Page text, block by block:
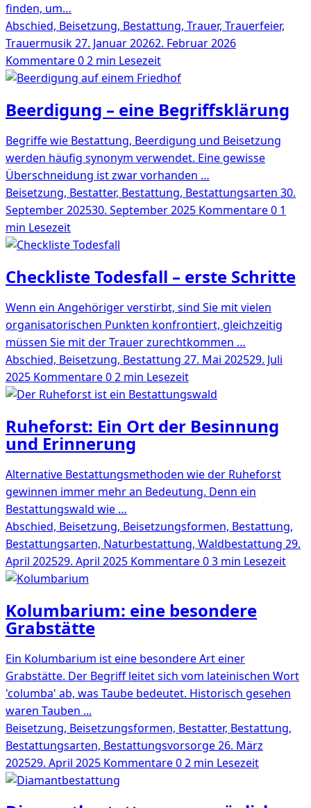
finden, um…
Abschied, Beisetzung, Bestattung, Trauer, Trauerfeier,
Trauermusik27. Januar 20262. Februar 2026
Kommentare 02 min Lesezeit
Beerdigung – eine Begriffsklärung
Begriffe wie Bestattung, Beerdigung und Beisetzung
werden häufig synonym verwendet. Eine gewisse
Überschneidung ist zwar vorhanden …
Beisetzung, Bestatter, Bestattung, Bestattungsarten 30.
September 202530. September 2025 Kommentare 0 1
min Lesezeit
Checkliste Todesfall – erste Schritte
Wenn ein Angehöriger verstirbt, sind Sie mit vielen
organisatorischen Punkten konfrontiert, gleichzeitig
müssen Sie mit der Trauer zurechtkommen …
Abschied, Beisetzung, Bestattung 27. Mai 202529. Juli
2025 Kommentare 02 min Lesezeit
Ruheforst: Ein Ort der Besinnung
und Erinnerung
Alternative Bestattungsmethoden wie der Ruheforst
gewinnen immer mehr an Bedeutung. Denn ein
Bestattungswald wie …
Abschied, Beisetzung, Beisetzungsformen, Bestattung,
Bestattungsarten, Naturbestattung, Waldbestattung 29.
April 202529. April 2025 Kommentare 03 min Lesezeit
Kolumbarium: eine besondere
Grabstätte
Ein Kolumbarium ist eine besondere Art einer
Grabstätte. Der Begriff leitet sich vom lateinischen Wort
'columba' ab, was Taube bedeutet. Historisch gesehen
waren Tauben ...
Beisetzung, Beisetzungsformen, Bestatter, Bestattung,
Bestattungsarten, Bestattungsvorsorge26. März
202529. April 2025 Kommentare 02 min Lesezeit